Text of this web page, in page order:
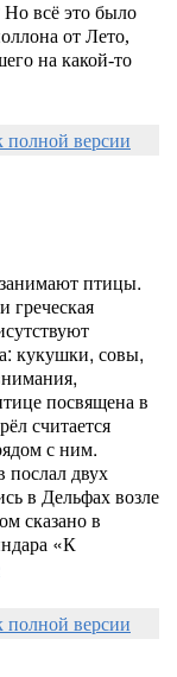
всё это было
от Лето,
на какой-то
полной версии
птицы.
греческая
кукушки, совы,
посвящена в
считается
с ним.
двух
в Дельфах возле
сказано в
«К
полной версии